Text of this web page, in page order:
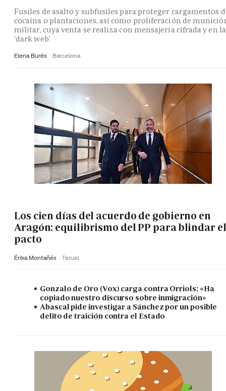
Fusiles de asalto y subfusiles para proteger cargamentos
cocaína o plantaciones, así como proliferación de
militar, cuya venta se realiza con mensajería cifrada y en la
'dark web'
Elena Burés Barcelona
Los cien días del acuerdo de gobierno en
Aragón: equilibrismo del PP para blindar el
pacto
Érika Montañés Teruel
Gonzalo de Oro (Vox) carga contra Orriols: «Ha
copiado nuestro discurso sobre inmigración»
Abascal pide investigar a Sánchez por un posible
delito de traición contra el Estado